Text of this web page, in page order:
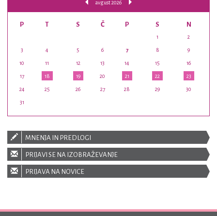
avgust 2026
P T S Č P S N
1 2
3 4 5 6 7 8 9
10 11 12 13 14 15 16
17 18 19 20 21 22 23
24 25 26 27 28 29 30
31
MNENJA IN PREDLOGI
PRIJAVI SE NA IZOBRAŽEVANJE
PRIJAVA NA NOVICE